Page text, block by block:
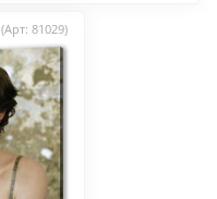
(Арт: 81029)